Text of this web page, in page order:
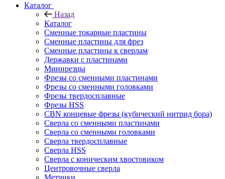
Каталог
Назад
Каталог
Сменные токарные пластины
Сменные пластины для фрез
Сменные пластины к сверлам
Державки с пластинами
Минирезцы
Фрезы со сменными пластинами
Фрезы со сменными головками
Фрезы твердосплавные
Фрезы HSS
CBN концевые фрезы (кубический нитрид бора)
Сверла со сменными пластинами
Сверла со сменными головками
Сверла твердосплавные
Сверла HSS
Сверла с коническим хвостовиком
Центровочные сверла
Метчики